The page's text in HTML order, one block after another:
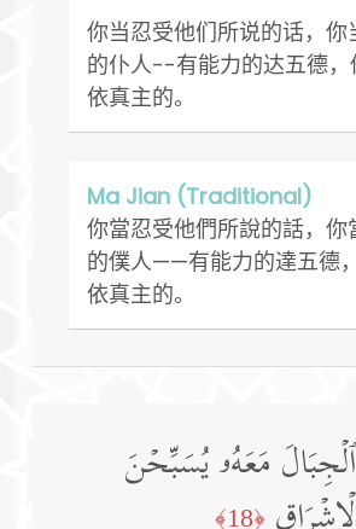
你当忍受他们所说的话，你
的仆人--有能力的达五德，
依真主的。
Ma Jian (Traditional)
你當忍受他們所說的話，你
的僕人——有能力的達五德
依真主的。
مَعَهُۥ یُسَبِّحۡنَ
﴿18﴾